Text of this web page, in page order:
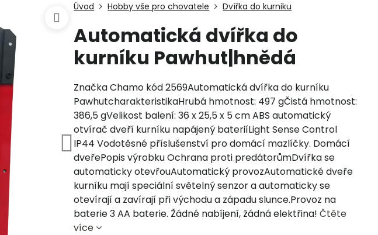
Úvod Hobby vše pro chovatele Dvířka do kurniku
Automatická dvířka do
kurníku Pawhut|hnědá
Značka Chamo kód 2569Automatická dvířka do kurníku
PawhutcharakteristikaHrubá hmotnost: 497 gČistá hmotnost:
386,5 gVelikost balení: 36 x 25,5 x 5 cm ABS automatický
otvírač dveří kurníku napájený bateriíLight Sense Control
IP44 Vodotěsné příslušenství pro domácí mazlíčky. Domácí
dveřePopis výrobku Ochrana proti predátorůmDvířka se
automaticky otevřouAutomatický provozAutomatické dveře
kurníku mají speciální světelný senzor a automaticky se
otevírají a zavírají při východu a západu slunce.Provoz na
baterie 3 AA baterie. Žádné nabíjení, žádná elektřina!Čtěte
více